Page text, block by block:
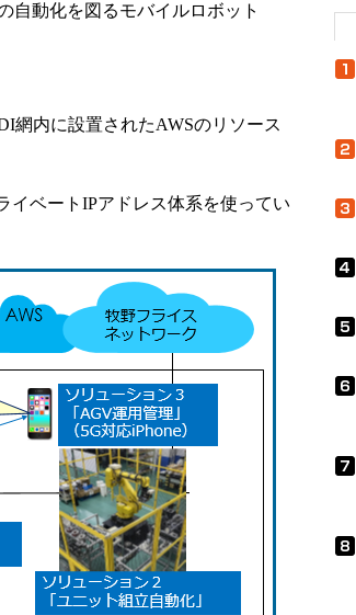
自動化を図るモバイルロボット
網内に設置されたAWSのリソース
ベートIPアドレス体系を使ってい